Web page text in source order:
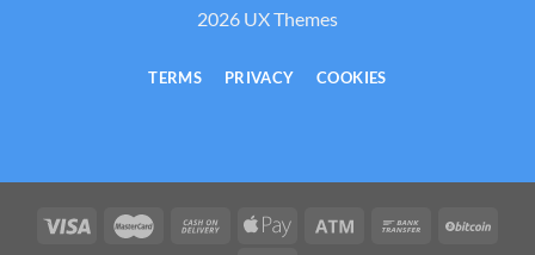
2026 UX Themes
TERMS PRIVACY COOKIES